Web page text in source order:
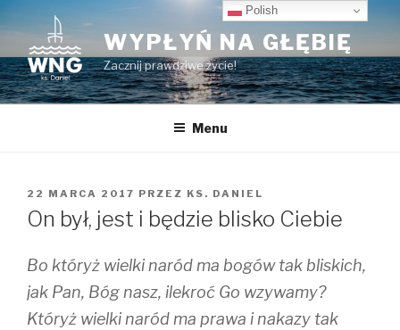
Przeskocz
do
treści
WYPŁYŃ NA GŁĘBIĘ
Zacznij prawdziwe życie!
Menu
OPUBLIKOWANE
W
22 MARCA 2017 PRZEZ KS. DANIEL
On był, jest i będzie blisko Ciebie
Bo któryż wielki naród ma bogów tak bliskich,
jak Pan, Bóg nasz, ilekroć Go wzywamy?
Któryż wielki naród ma prawa i nakazy tak
Polish